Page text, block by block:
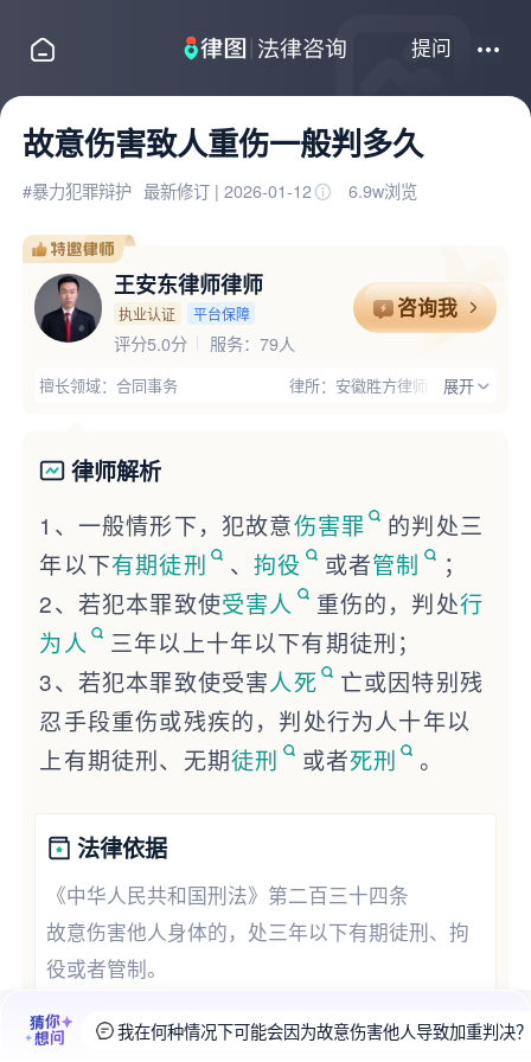
提问
故意伤害致人重伤一般判多久
#暴力犯罪辩护 最新修订 | 2026-01-12 6.9w浏览
王安东律师律师
执业认证 平台保障
评分5.0分 服务：79人
咨询我
擅长领域：合同事务
律所：安徽胜方律师事务所
展开
律师解析
1、一般情形下，犯故意伤害罪
的判处三
年以下有期徒刑 、拘役 或者管制
；
2、若犯本罪致使受害人 重伤的，判处行
为人
三年以上十年以下有期徒刑；
3、若犯本罪致使受害人死
亡或因特别残
忍手段重伤或残疾的，判处行为人十年以
上有期徒刑、无期徒刑 或者死刑 。
法律依据
《中华人民共和国刑法》第二百三十四条
故意伤害他人身体的，处三年以下有期徒刑、拘
役或者管制。
期徒刑；致人死亡或者以特别残忍手段致人重伤
我在何种情况下可能会因为故意伤害他人导致加重判决